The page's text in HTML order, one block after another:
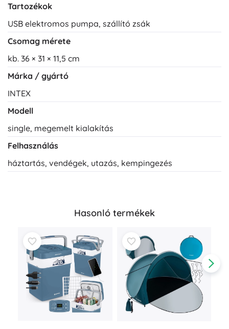
Tartozékok
USB elektromos pumpa, szállító zsák
Csomag mérete
kb. 36 × 31 × 11,5 cm
Márka / gyártó
INTEX
Modell
single, megemelt kialakítás
Felhasználás
háztartás, vendégek, utazás, kempingezés
Hasonló termékek